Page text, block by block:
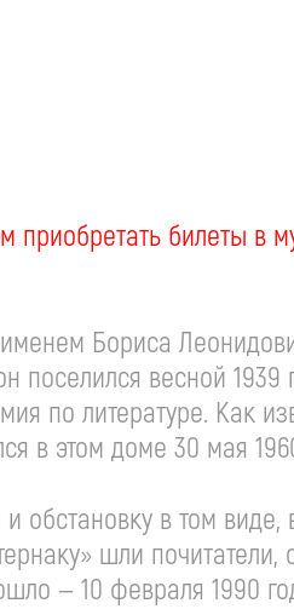
билеты в
Бориса
поселился весной
по литературе. Как
в этом доме 30 мая
обстановку в том
шли
— 10 февраля 1990